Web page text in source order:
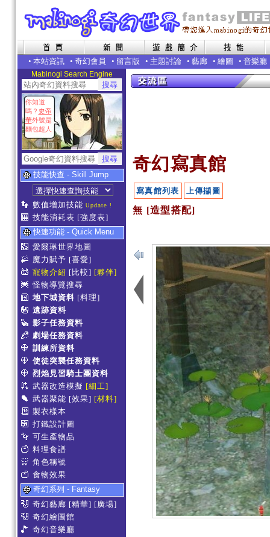
• 本站資訊 • 奇幻會員 • 留言版 • 主題討論 • 藝廊 • 繪圖 • 音樂廳
Mabinogi Search Engine
你知道
嗎？ 史帝
華外號是
麵包超人
技能快查 - Skill Jump
數值增加技能 Update !
技能消耗表 [強度表]
快速功能 - Quick Menu
愛爾琳世界地圖
魔力賦予 [喜愛]
寵物介紹 [比較] [夥伴]
怪物導覽搜尋
地下城資料 [料理]
遺跡資料
影子任務資料
劇場任務資料
訓練所資料
使徒突襲任務資料
烈焰見習騎士團資料
武器改造模擬 [細工]
武器聚能 [效果] [材料]
製衣樣本
打鐵設計圖
可生產物品
料理食譜
角色稱號
食物效果
奇幻系列 - Fantasy
奇幻藝廊 [精華] [廣場]
奇幻繪圖館
奇幻音樂廳
奇幻寫真館
寫真館列表 上傳擷圖
無 [造型搭配]